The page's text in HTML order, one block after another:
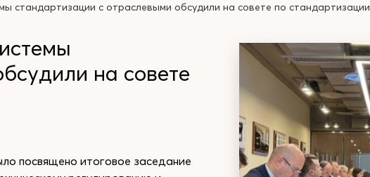
стандартизации с отраслевыми обсудили на совете по стандартизации
на совете
посвящено итоговое заседание